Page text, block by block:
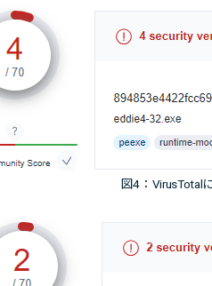
図4：VirusTotal